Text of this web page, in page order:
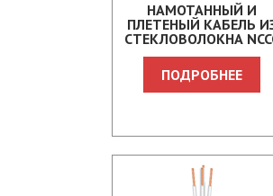
НАМОТАННЫЙ И
ПЛЕТЕНЫЙ КАБЕЛЬ
СТЕКЛОВОЛОКНА
ПОДРОБНЕЕ